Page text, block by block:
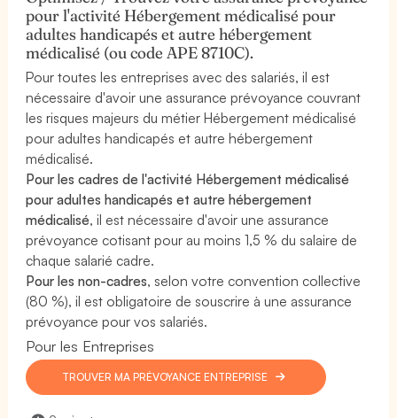
pour l'activité Hébergement médicalisé pour
adultes handicapés et autre hébergement
médicalisé (ou code APE 8710C).
Pour toutes les entreprises avec des salariés, il est
nécessaire d'avoir une assurance prévoyance couvrant
les risques majeurs du métier Hébergement médicalisé
pour adultes handicapés et autre hébergement
médicalisé.
Pour les cadres de l'activité Hébergement médicalisé
pour adultes handicapés et autre hébergement
médicalisé, il est nécessaire d'avoir une assurance
prévoyance cotisant pour au moins 1,5 % du salaire de
chaque salarié cadre.
Pour les non-cadres, selon votre convention collective
(80 %), il est obligatoire de souscrire à une assurance
prévoyance pour vos salariés.
Pour les Entreprises
TROUVER MA PRÉVOYANCE ENTREPRISE